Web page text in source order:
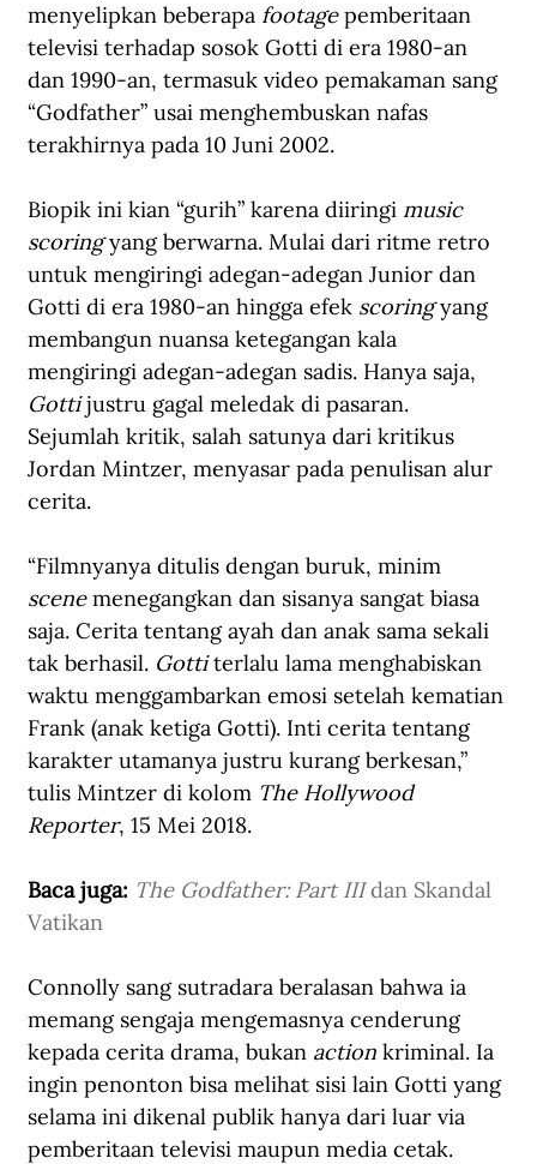
menyelipkan beberapa footage pemberitaan
televisi terhadap sosok Gotti di era 1980-an
dan 1990-an, termasuk video pemakaman sang
“Godfather” usai menghembuskan nafas
terakhirnya pada 10 Juni 2002.
Biopik ini kian “gurih” karena diiringi music
scoring yang berwarna. Mulai dari ritme retro
untuk mengiringi adegan-adegan Junior dan
Gotti di era 1980-an hingga efek scoring yang
membangun nuansa ketegangan kala
mengiringi adegan-adegan sadis. Hanya saja,
Gotti justru gagal meledak di pasaran.
Sejumlah kritik, salah satunya dari kritikus
Jordan Mintzer, menyasar pada penulisan alur
cerita.
“Filmnyanya ditulis dengan buruk, minim
scene menegangkan dan sisanya sangat biasa
saja. Cerita tentang ayah dan anak sama sekali
tak berhasil. Gotti terlalu lama menghabiskan
waktu menggambarkan emosi setelah kematian
Frank (anak ketiga Gotti). Inti cerita tentang
karakter utamanya justru kurang berkesan,”
tulis Mintzer di kolom The Hollywood
Reporter, 15 Mei 2018.
Baca juga: The Godfather: Part III dan Skandal
Vatikan
Connolly sang sutradara beralasan bahwa ia
memang sengaja mengemasnya cenderung
kepada cerita drama, bukan action kriminal. Ia
ingin penonton bisa melihat sisi lain Gotti yang
selama ini dikenal publik hanya dari luar via
pemberitaan televisi maupun media cetak.